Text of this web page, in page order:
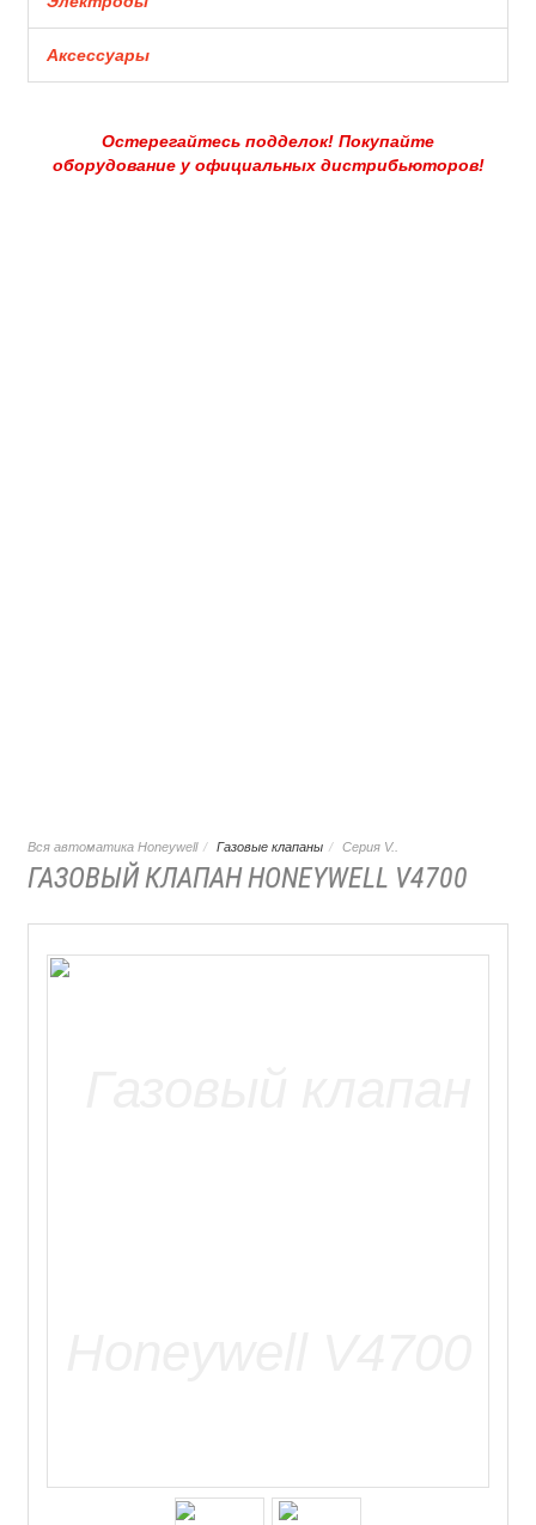
Аксессуары
Остерегайтесь подделок! Покупайте
оборудование у официальных дистрибьюторов!
Вся автоматика Honeywell Газовые клапаны Серия V..
ГАЗОВЫЙ КЛАПАН HONEYWELL V4700